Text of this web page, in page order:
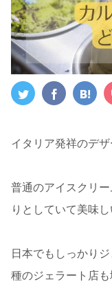
イタリア発祥のデザ
普通のアイスクリ
りとしていて美味し
日本でもしっかり
種のジェラート店も